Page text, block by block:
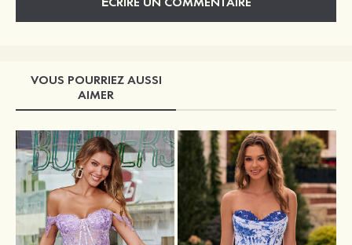
VOUS POURRIEZ AUSSI
AIMER